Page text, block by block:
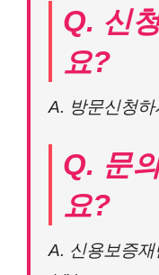
Q. 신
요?
A. 방문신청하
Q. 문
요?
A. 신용보증